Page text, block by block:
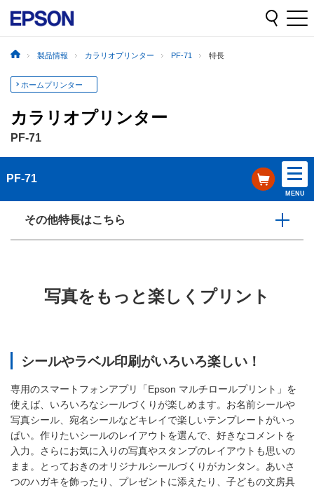
製品情報 カラリオプリンター PF-71 特長
ホームプリンター
カラリオプリンター
PF-71
PF-71
MENU
その他特長はこちら
写真をもっと楽しくプリント
シールやラベル印刷がいろいろ楽しい！
専用のスマートフォンアプリ「Epson マルチロールプリント」を
使えば、いろいろなシールづくりが楽しめます。お名前シールや
写真シール、宛名シールなどキレイで楽しいテンプレートがいっ
ぱい。作りたいシールのレイアウトを選んで、好きなコメントを
入力。さらにお気に入りの写真やスタンプのレイアウトも思いの
まま。とっておきのオリジナルシールづくりがカンタン。あいさ
つのハガキを飾ったり、プレゼントに添えたり、子どもの文房具